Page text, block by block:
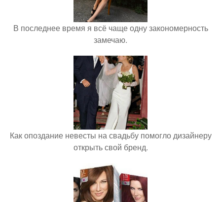
В последнее время я всё чаще одну закономерность
замечаю.
Как опоздание невесты на свадьбу помогло дизайнеру
открыть свой бренд.